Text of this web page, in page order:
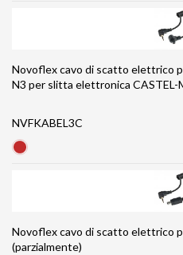
Novoflex cavo di scatto elettrico
N3 per slitta elettronica CASTEL-
NVFKABEL3C
Novoflex cavo di scatto elettrico
(parzialmente)